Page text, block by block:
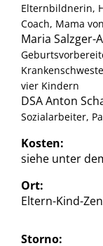
Elternbildnerin,
Coach, Mama
Maria Salzger-
vier Kindern
DSA Anton
Sozialarbeiter,
Kosten:
siehe unter
Ort:
Eltern-Kind-
Storno: